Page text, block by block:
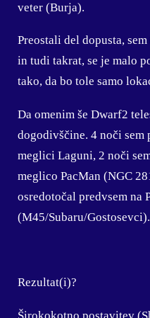
veter (Burja).
Preostali del dopusta,
in tudi takrat, se je malo
tako, da bo tole samo
Da omenim še Dwarf2
dogodivščine. 4 noči sem
meglici Laguni, 2 noči
meglico PacMan (NGC
osredotočal predvsem na
(M45/Subaru/Gostosevci).
Rezultat(i)?
Širokokotno postavitev